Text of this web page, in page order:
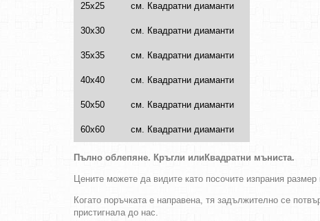
25х25 см. Квадратни диаманти
30х30 см. Квадратни диаманти
35х35 см. Квадратни диаманти
40х40 см. Квадратни диаманти
50х50 см. Квадратни диаманти
60х60 см. Квадратни диаманти
Пълно облепяне. Кръгли или Квадратни мъниста.
Цените можете да видите като посочите изпрания размер
Когато поръчката е направена, тя задължително се
пристигнала до нас.